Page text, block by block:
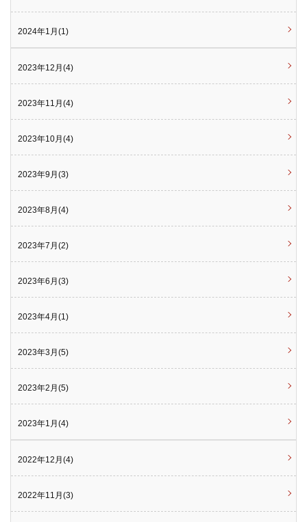
2024年1月(1)
2023年12月(4)
2023年11月(4)
2023年10月(4)
2023年9月(3)
2023年8月(4)
2023年7月(2)
2023年6月(3)
2023年4月(1)
2023年3月(5)
2023年2月(5)
2023年1月(4)
2022年12月(4)
2022年11月(3)